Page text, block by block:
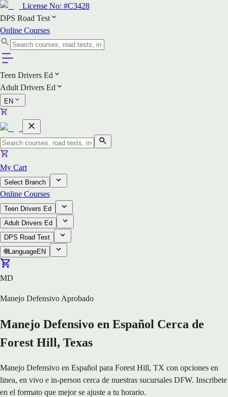
License No: #C3428
DPS Road Test
Online Courses
Teen Drivers Ed
Adult Drivers Ed
EN
My Cart
Select Branch
Online Courses
Teen Drivers Ed
Adult Drivers Ed
DPS Road Test
🌐LanguageEN
MD
Manejo Defensivo Aprobado
Manejo Defensivo en Español Cerca de
Forest Hill, Texas
Manejo Defensivo en Español para Forest Hill, TX con opciones en
linea, en vivo e in-person cerca de nuestras sucursales DFW. Inscribete
en el formato que mejor se ajuste a tu horario.